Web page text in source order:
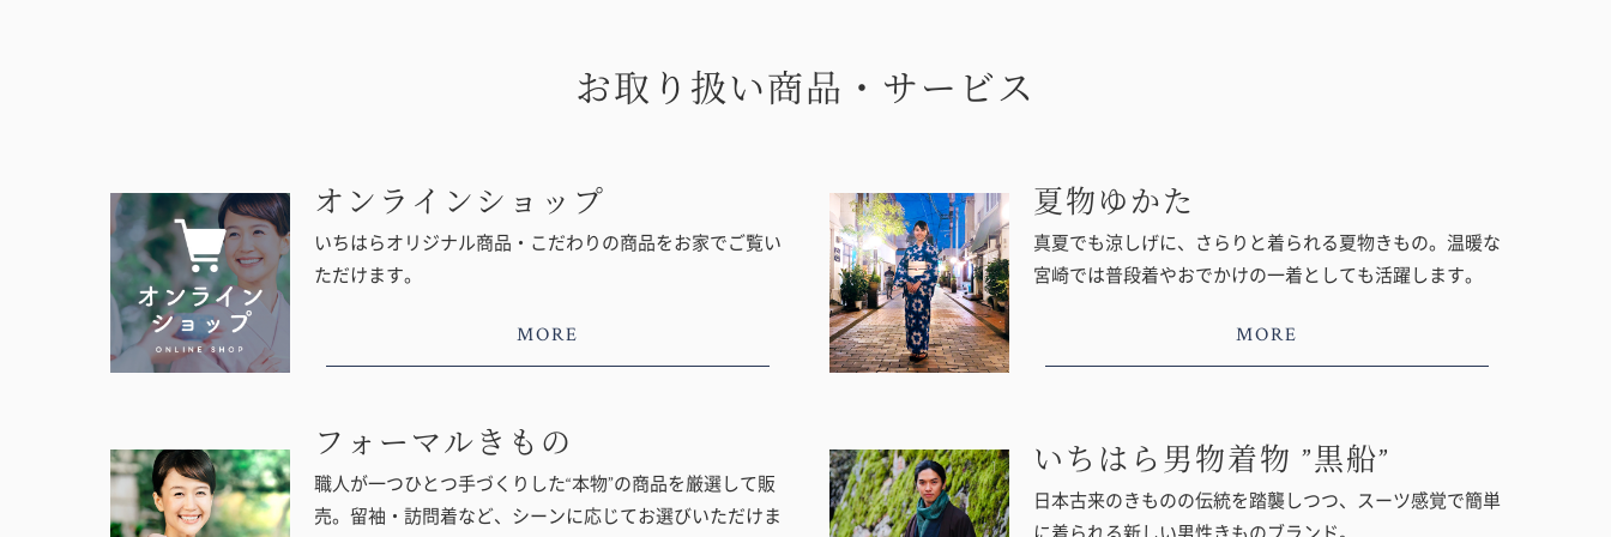
お取り扱い商品・サービス
オンラインショップ
いちはらオリジナル商品・こだわりの商品をお家でご覧い
ただけます。
MORE
夏物ゆかた
真夏でも涼しげに、さらりと着られる夏物きもの。温暖な
宮崎では普段着やおでかけの一着としても活躍します。
MORE
フォーマルきもの
職人が一つひとつ手づくりした“本物”の商品を厳選して販
売。留袖・訪問着など、シーンに応じてお選びいただけま
いちはら男物着物 ”黒船”
日本古来のきものの伝統を踏襲しつつ、スーツ感覚で簡単